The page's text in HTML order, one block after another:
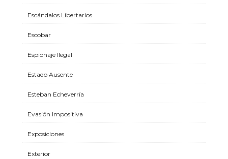
Escándalos Libertarios
Escobar
Espionaje Ilegal
Estado Ausente
Esteban Echeverría
Evasión Impositiva
Exposiciones
Exterior